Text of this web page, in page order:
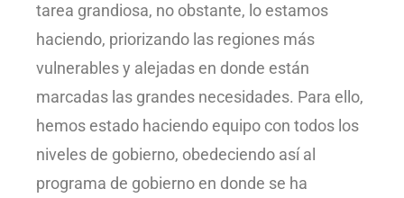
tarea grandiosa, no obstante, lo estamos
haciendo, priorizando las regiones más
vulnerables y alejadas en donde están
marcadas las grandes necesidades. Para ello,
hemos estado haciendo equipo con todos los
niveles de gobierno, obedeciendo así al
programa de gobierno en donde se ha